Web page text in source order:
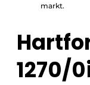
markt.
1270/